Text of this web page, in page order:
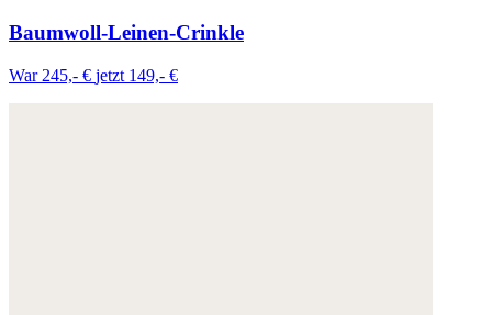
Baumwoll-Leinen-Crinkle
War 245,- € jetzt 149,- €